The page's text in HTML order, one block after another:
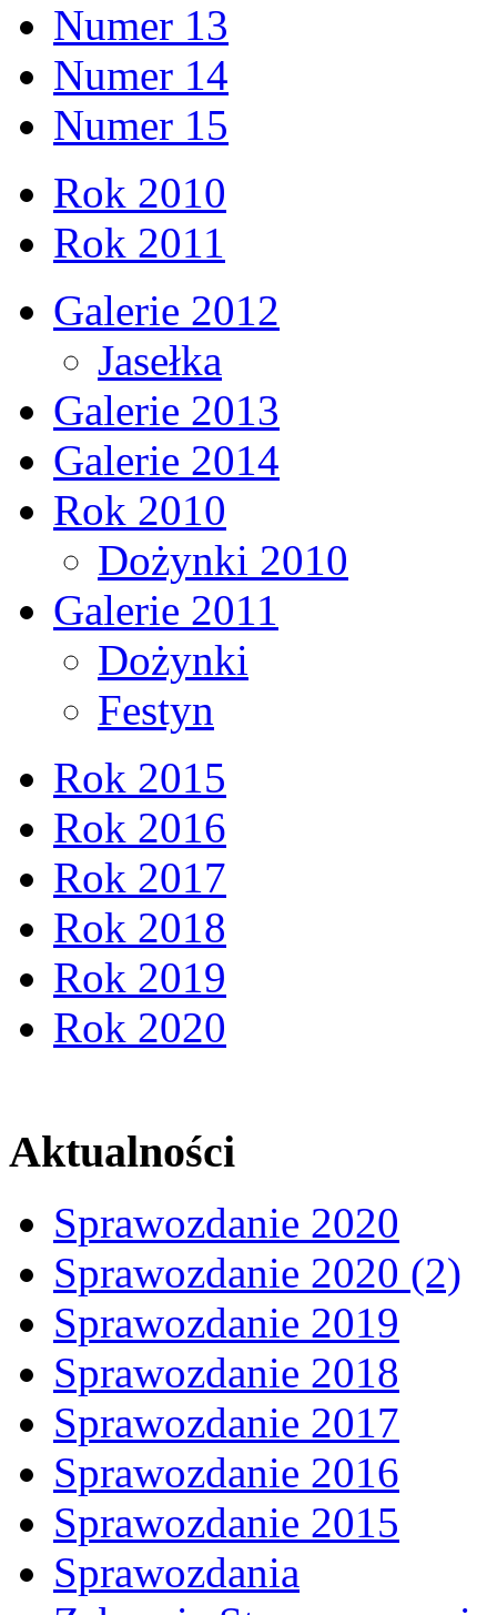
Numer 13
Numer 14
Numer 15
Rok 2010
Rok 2011
Galerie 2012
Jasełka
Galerie 2013
Galerie 2014
Rok 2010
Dożynki 2010
Galerie 2011
Dożynki
Festyn
Rok 2015
Rok 2016
Rok 2017
Rok 2018
Rok 2019
Rok 2020
Aktualności
Sprawozdanie 2020
Sprawozdanie 2020 (2)
Sprawozdanie 2019
Sprawozdanie 2018
Sprawozdanie 2017
Sprawozdanie 2016
Sprawozdanie 2015
Sprawozdania